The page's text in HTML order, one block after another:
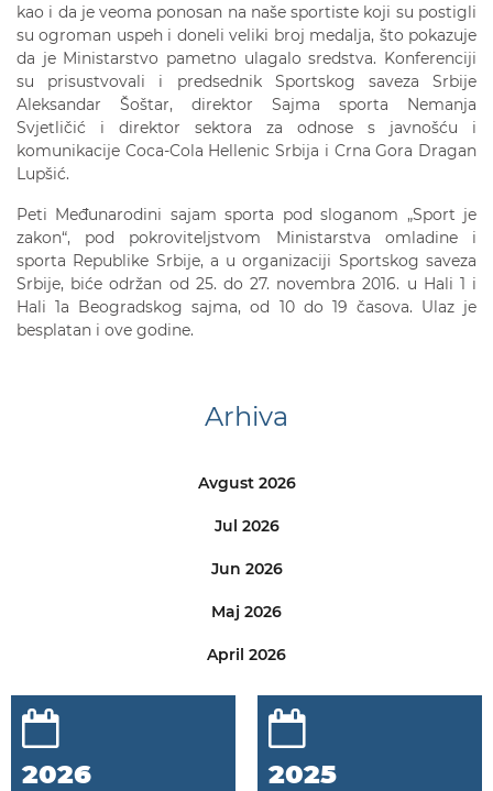
kao i da je veoma ponosan na naše sportiste koji su postigli
su ogroman uspeh i doneli veliki broj medalja, što pokazuje
da je Ministarstvo pametno ulagalo sredstva. Konferenciji
su prisustvovali i predsednik Sportskog saveza Srbije
Aleksandar Šoštar, direktor Sajma sporta Nemanja
Svjetličić i direktor sektora za odnose s javnošću i
komunikacije Coca-Cola Hellenic Srbija i Crna Gora Dragan
Lupšić.
Peti Međunarodini sajam sporta pod sloganom „Sport je
zakon“, pod pokroviteljstvom Ministarstva omladine i
sporta Republike Srbije, a u organizaciji Sportskog saveza
Srbije, biće održan od 25. do 27. novembra 2016. u Hali 1 i
Hali 1a Beogradskog sajma, od 10 do 19 časova. Ulaz je
besplatan i ove godine.
Arhiva
Avgust 2026
Jul 2026
Jun 2026
Maj 2026
April 2026
2026 2025